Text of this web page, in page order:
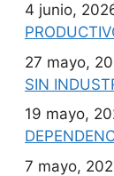
4 junio,
27 mayo,
SIN
19 mayo,
7 mayo,